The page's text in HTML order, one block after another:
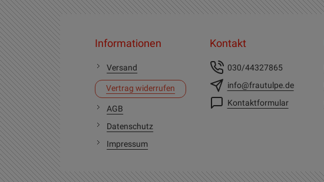
Informationen
Versand
Vertrag widerrufen
AGB
Datenschutz
Impressum
Kontakt
030/44327865
info@frautulpe.de
Kontaktformular